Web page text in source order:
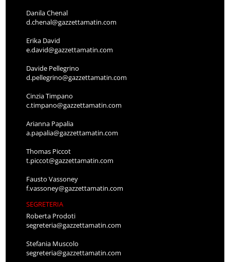
Danila Chenal
d.chenal@gazzettamatin.com
Erika David
e.david@gazzettamatin.com
Davide Pellegrino
d.pellegrino@gazzettamatin.com
Cinzia Timpano
c.timpano@gazzettamatin.com
Arianna Papalia
a.papalia@gazzettamatin.com
Thomas Piccot
t.piccot@gazzettamatin.com
Fausto Vassoney
f.vassoney@gazzettamatin.com
SEGRETERIA
Roberta Prodoti
segreteria@gazzettamatin.com
Stefania Muscolo
segreteria@gazzettamatin.com